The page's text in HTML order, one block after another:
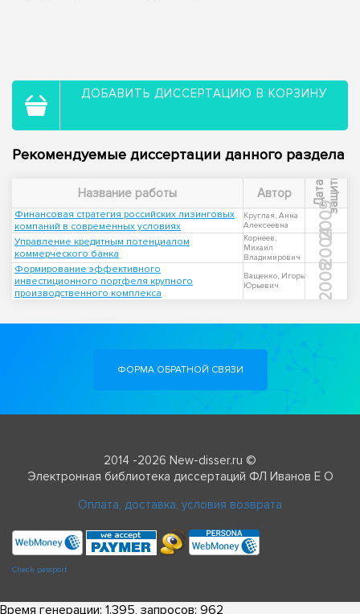
ДОБАВИТЬ ДИССЕРТАЦИЮ В КОРЗИНУ
Рекомендуемые диссертации данного раздела
Название работы Автор Д
а
т
а
з
а
щ
и
ты
Финансовая стратегия российских лизинговых
компаний в современных условиях
Круглая, Анна
Алексеевна
2009
Управление кредитным потенциалом
коммерческого банка
Корнеев,
Михаил
Владимирович
2004
Формирование эффективного
инвестиционного портфеля крупного
производственного комплекса
Ващенко, Игорь
Юрьевич
2008
ФОРМА ОБРАТНОЙ СВЯЗИ
2014 -2026 New-disser.ru ©
Электронная библиотека диссертаций ФЛ Иванов Е О
Оплата, доставка, условия возврата
Check passport
Время генерации: 1.395, запросов: 962